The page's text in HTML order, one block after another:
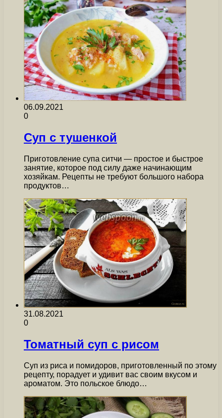
06.09.2021
0
Суп с тушенкой
Приготовление супа ситчи — простое и быстрое
занятие, которое под силу даже начинающим
хозяйкам. Рецепты не требуют большого набора
продуктов…
31.08.2021
0
Томатный суп с рисом
Суп из риса и помидоров, приготовленный по этому
рецепту, порадует и удивит вас своим вкусом и
ароматом. Это польское блюдо…